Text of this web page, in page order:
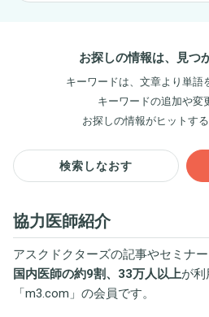
お探しの情報は、見つ
キーワードは、文章より単語
キーワードの追加や変
お探しの情報がヒットす
検索しなおす
協力医師紹介
アスクドクターズの記事やセミナー
国内医師の約9割、33万人以上が利
「m3.com 」の会員です。